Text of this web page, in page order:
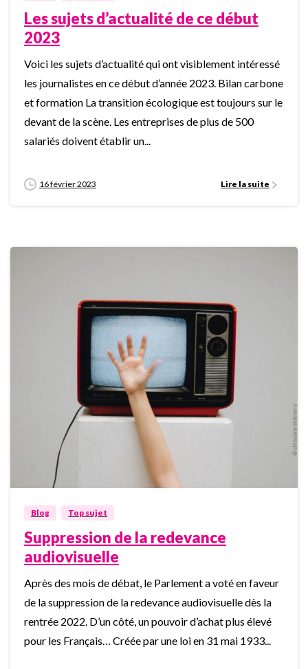
Les sujets d’actualité de ce début
2023
Voici les sujets d’actualité qui ont visiblement intéressé
les journalistes en ce début d’année 2023. Bilan carbone
et formation La transition écologique est toujours sur le
devant de la scène. Les entreprises de plus de 500
salariés doivent établir un...
16 février 2023 Lire la suite
Blog Top sujet
Suppression de la redevance
audiovisuelle
Après des mois de débat, le Parlement a voté en faveur
de la suppression de la redevance audiovisuelle dès la
rentrée 2022. D’un côté, un pouvoir d’achat plus élevé
pour les Français… Créée par une loi en 31 mai 1933...